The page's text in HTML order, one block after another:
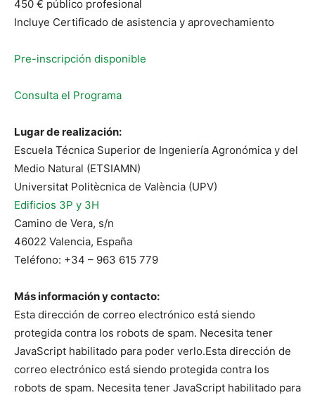
450 € público profesional
Incluye Certificado de asistencia y aprovechamiento
Pre-inscripción disponible
Consulta el Programa
Lugar de realización:
Escuela Técnica Superior de Ingeniería Agronómica y del
Medio Natural (ETSIAMN)
Universitat Politècnica de València (UPV)
Edificios 3P y 3H
Camino de Vera, s/n
46022 Valencia, España
Teléfono: +34 – 963 615 779
Más información y contacto:
Esta dirección de correo electrónico está siendo
protegida contra los robots de spam. Necesita tener
JavaScript habilitado para poder verlo.Esta dirección de
correo electrónico está siendo protegida contra los
robots de spam. Necesita tener JavaScript habilitado para